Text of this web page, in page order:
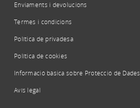
Enviaments i devolucions
Termes i condicions
Política de privadesa
Política de cookies
Informació bàsica sobre Protecció de Dades
Avís legal